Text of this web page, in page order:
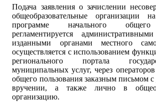
Подача заявления о зачислении
общеобразовательные организации
программе начального общего
регламентируется
изданными органами местного
осуществляется с использованием
регионального портала
муниципальных услуг, через
общего пользования заказным письмом
вручении, а также лично в
организацию.